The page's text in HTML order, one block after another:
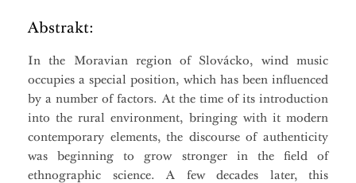
Abstrakt:
In the Moravian region of Slovácko, wind music
occupies a special position, which has been influenced
by a number of factors. At the time of its introduction
into the rural environment, bringing with it modern
contemporary elements, the discourse of authenticity
was beginning to grow stronger in the field of
ethnographic science. A few decades later, this